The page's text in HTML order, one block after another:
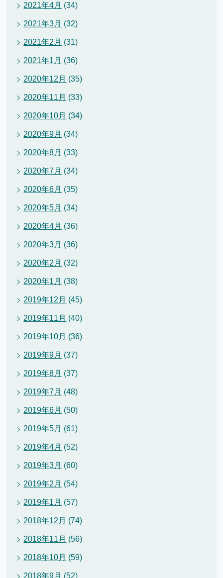
2021年4月 (34)
2021年3月 (32)
2021年2月 (31)
2021年1月 (36)
2020年12月 (35)
2020年11月 (33)
2020年10月 (34)
2020年9月 (34)
2020年8月 (33)
2020年7月 (34)
2020年6月 (35)
2020年5月 (34)
2020年4月 (36)
2020年3月 (36)
2020年2月 (32)
2020年1月 (38)
2019年12月 (45)
2019年11月 (40)
2019年10月 (36)
2019年9月 (37)
2019年8月 (37)
2019年7月 (48)
2019年6月 (50)
2019年5月 (61)
2019年4月 (52)
2019年3月 (60)
2019年2月 (54)
2019年1月 (57)
2018年12月 (74)
2018年11月 (56)
2018年10月 (59)
2018年9月 (52)